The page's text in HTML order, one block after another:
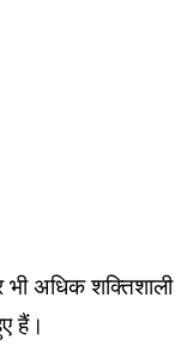
अधिक शक्तिशाली
हैं।